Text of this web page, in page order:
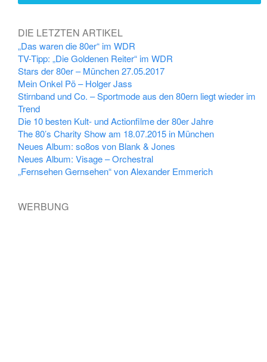
DIE LETZTEN ARTIKEL
„Das waren die 80er“ im WDR
TV-Tipp: „Die Goldenen Reiter“ im WDR
Stars der 80er – München 27.05.2017
Mein Onkel Pö – Holger Jass
Stirnband und Co. – Sportmode aus den 80ern liegt wieder im
Trend
Die 10 besten Kult- und Actionfilme der 80er Jahre
The 80’s Charity Show am 18.07.2015 in München
Neues Album: so8os von Blank & Jones
Neues Album: Visage – Orchestral
„Fernsehen Gernsehen“ von Alexander Emmerich
WERBUNG